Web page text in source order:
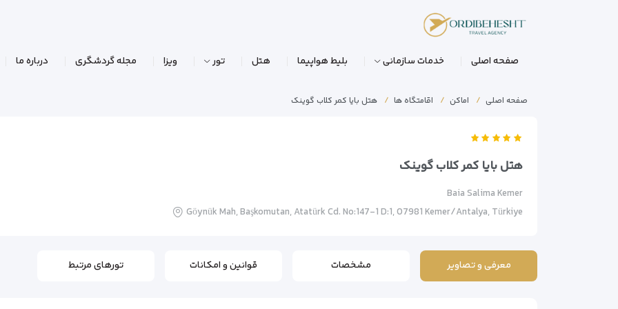
صفحه اصلی خدمات سازمانی بلیط هواپیما هتل تور ویزا مجله گردشگری درباره ما
صفحه اصلی اماکن اقامتگاه ها هتل بایا کمر کلاب گوینک
هتل بایا کمر کلاب گوینک
Baia Salima Kemer
Göynük Mah, Başkomutan, Atatürk Cd. No:147-1 D:1, 07981 Kemer/Antalya, Türkiye
معرفی و تصاویر مشخصات قوانین و امکانات تورهای مرتبط